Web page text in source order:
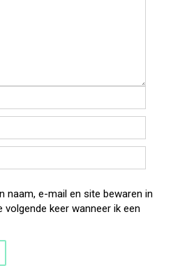
naam, e-mail en site bewaren in
keer wanneer ik een